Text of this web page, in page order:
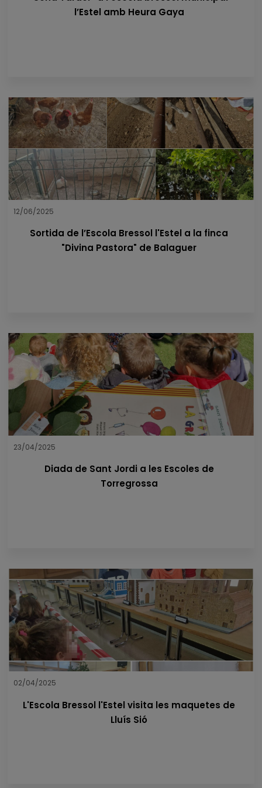
l’Estel amb Heura Gaya
12/06/2025
Sortida de l’Escola Bressol l'Estel a la finca
"Divina Pastora" de Balaguer
23/04/2025
Diada de Sant Jordi a les Escoles de
Torregrossa
02/04/2025
L'Escola Bressol l'Estel visita les maquetes de
Lluís Sió